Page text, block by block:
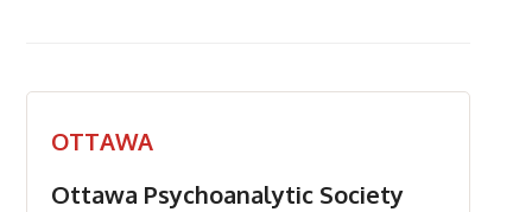
OTTAWA
Ottawa Psychoanalytic Society